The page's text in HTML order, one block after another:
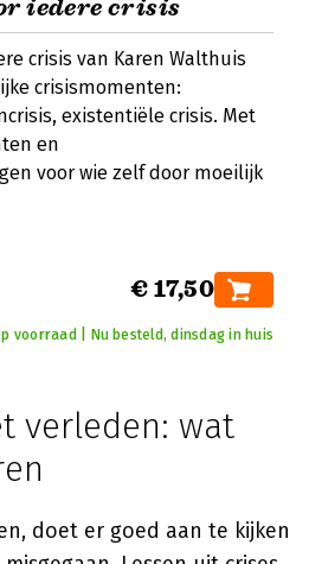
iedere crisis
crisis van Karen Walthuis
crisismomenten:
existentiële crisis. Met
en
voor wie zelf door moeilijk
€ 17,50
voorraad | Nu besteld, dinsdag in huis
verleden: wat
doet er goed aan te kijken